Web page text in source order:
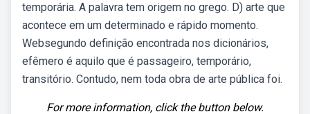
temporária. A palavra tem origem no grego. D) arte que
acontece em um determinado e rápido momento.
Websegundo definição encontrada nos dicionários,
efêmero é aquilo que é passageiro, temporário,
transitório. Contudo, nem toda obra de arte pública foi.
For more information, click the button below.